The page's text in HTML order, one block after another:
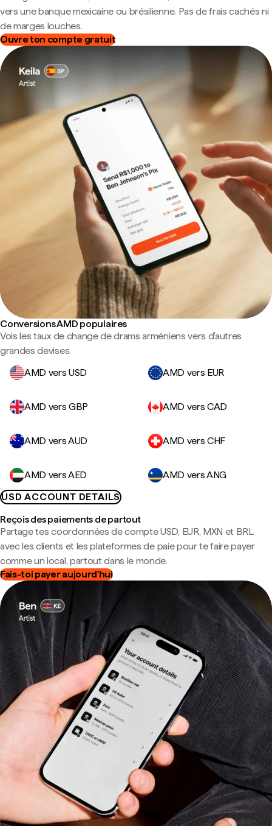
vers une banque mexicaine ou brésilienne. Pas de frais cachés ni
de marges louches.
Ouvre ton compte gratuit
Conversions AMD populaires
Vois les taux de change de drams arméniens vers d'autres
grandes devises.
AMD vers USD
AMD vers EUR
AMD vers GBP AMD vers CAD
AMD vers AUD AMD vers CHF
AMD vers AED
AMD vers ANG
USD ACCOUNT DETAILS
Reçois des paiements de partout
Partage tes coordonnées de compte USD, EUR, MXN et BRL
avec les clients et les plateformes de paie pour te faire payer
comme un local, partout dans le monde.
Fais-toi payer aujourd'hui